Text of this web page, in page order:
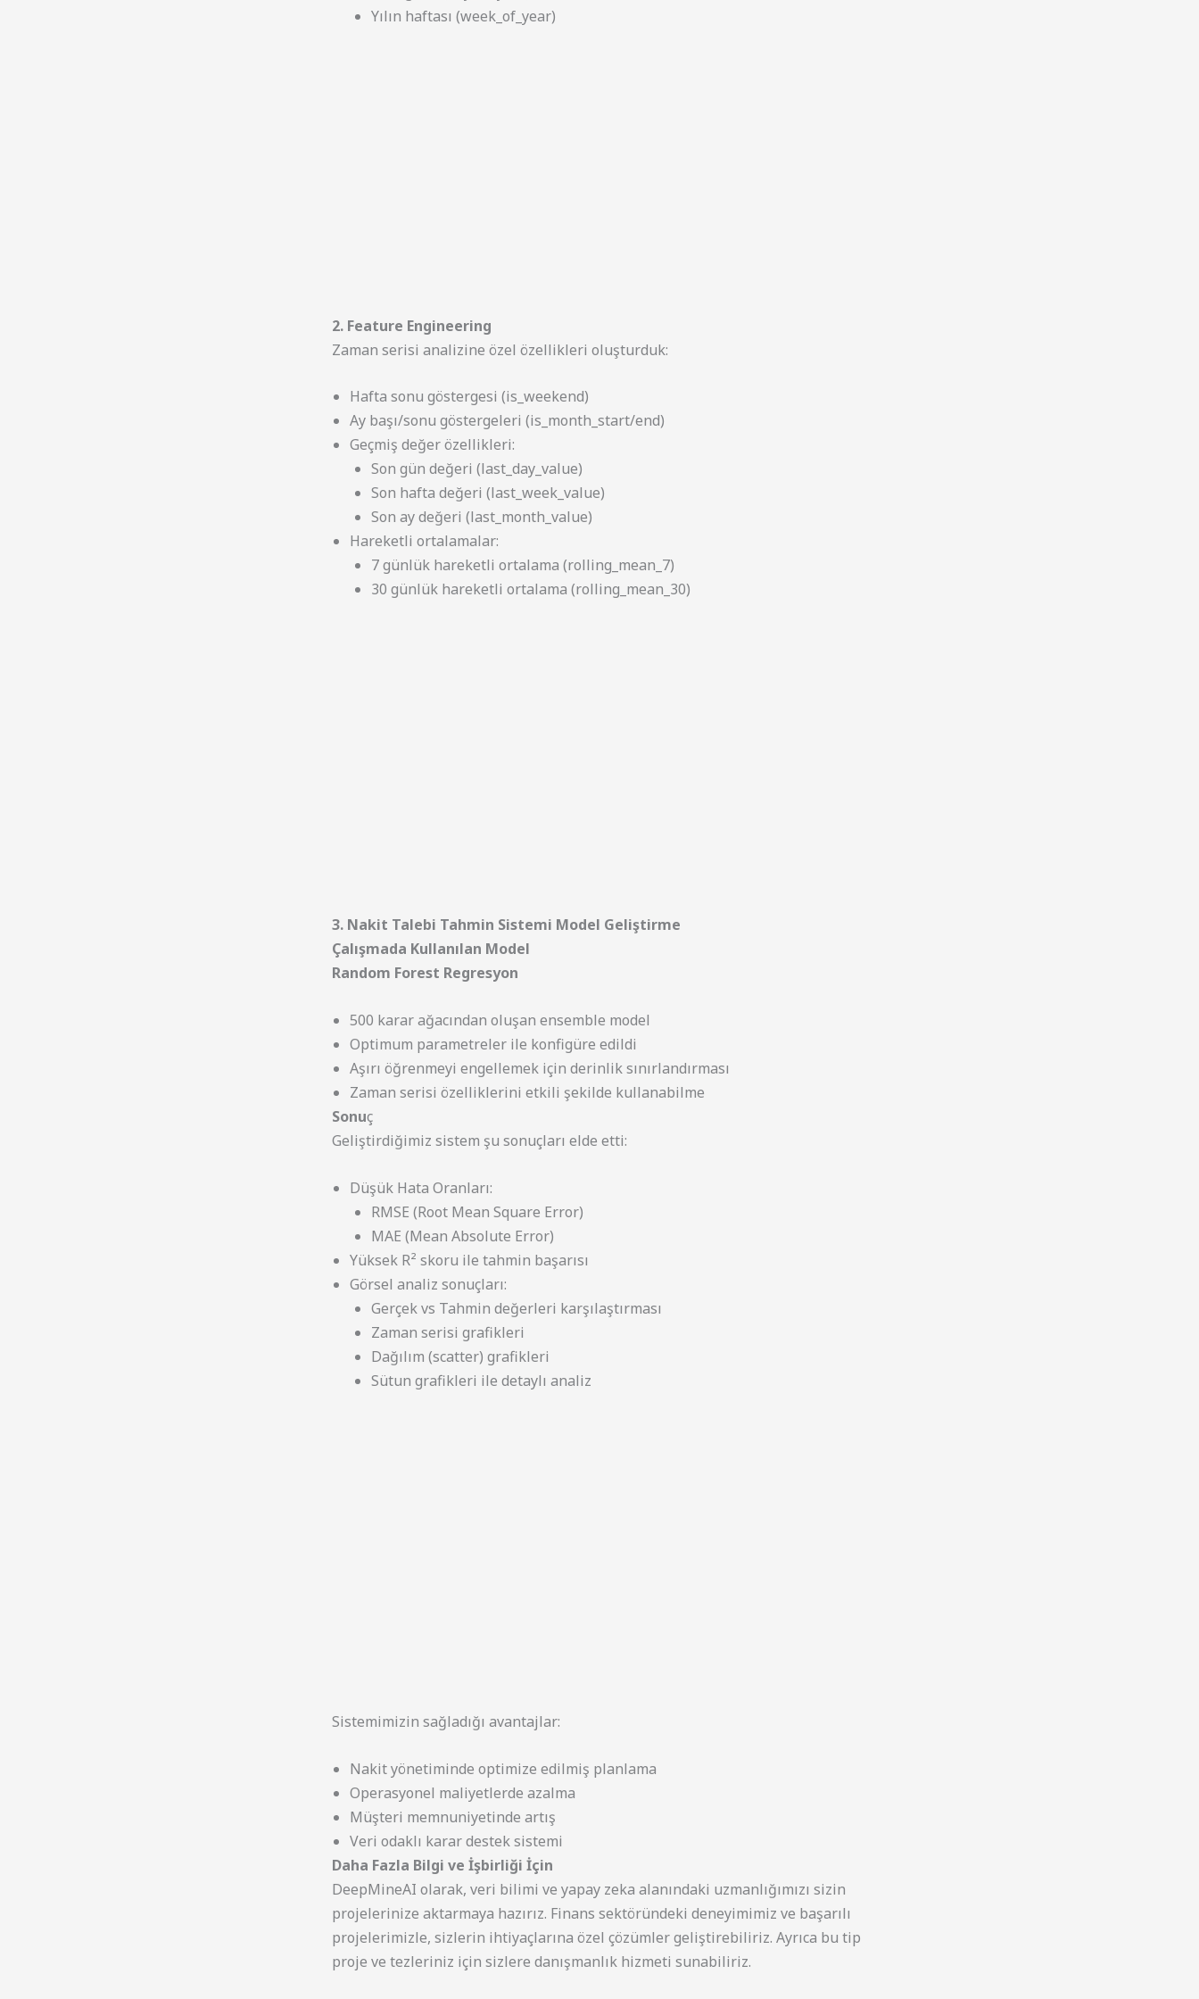
Yılın haftası (week_of_year)
2. Feature Engineering
Zaman serisi analizine özel özellikleri oluşturduk:
Hafta sonu göstergesi (is_weekend)
Ay başı/sonu göstergeleri (is_month_start/end)
Geçmiş değer özellikleri:
Son gün değeri (last_day_value)
Son hafta değeri (last_week_value)
Son ay değeri (last_month_value)
Hareketli ortalamalar:
7 günlük hareketli ortalama (rolling_mean_7)
30 günlük hareketli ortalama (rolling_mean_30)
3. Nakit Talebi Tahmin Sistemi Model Geliştirme
Çalışmada Kullanılan Model
Random Forest Regresyon
500 karar ağacından oluşan ensemble model
Optimum parametreler ile konfigüre edildi
Aşırı öğrenmeyi engellemek için derinlik sınırlandırması
Zaman serisi özelliklerini etkili şekilde kullanabilme
Sonuç
Geliştirdiğimiz sistem şu sonuçları elde etti:
Düşük Hata Oranları:
RMSE (Root Mean Square Error)
MAE (Mean Absolute Error)
Yüksek R² skoru ile tahmin başarısı
Görsel analiz sonuçları:
Gerçek vs Tahmin değerleri karşılaştırması
Zaman serisi grafikleri
Dağılım (scatter) grafikleri
Sütun grafikleri ile detaylı analiz
Sistemimizin sağladığı avantajlar:
Nakit yönetiminde optimize edilmiş planlama
Operasyonel maliyetlerde azalma
Müşteri memnuniyetinde artış
Veri odaklı karar destek sistemi
Daha Fazla Bilgi ve İşbirliği İçin
DeepMineAI olarak, veri bilimi ve yapay zeka alanındaki uzmanlığımızı sizin
projelerinize aktarmaya hazırız. Finans sektöründeki deneyimimiz ve başarılı
projelerimizle, sizlerin ihtiyaçlarına özel çözümler geliştirebiliriz. Ayrıca bu tip
proje ve tezleriniz için sizlere danışmanlık hizmeti sunabiliriz.